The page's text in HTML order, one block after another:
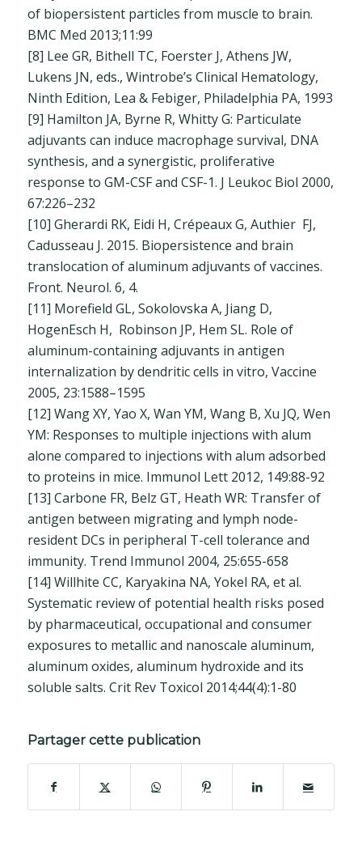
of biopersistent particles from muscle to brain.
BMC Med 2013;11:99
[8] Lee GR, Bithell TC, Foerster J, Athens JW,
Lukens JN, eds., Wintrobe’s Clinical Hematology,
Ninth Edition, Lea & Febiger, Philadelphia PA, 1993
[9] Hamilton JA, Byrne R, Whitty G: Particulate
adjuvants can induce macrophage survival, DNA
synthesis, and a synergistic, proliferative
response to GM-CSF and CSF-1. J Leukoc Biol 2000,
67:226–232
[10] Gherardi RK, Eidi H, Crépeaux G, Authier FJ,
Cadusseau J. 2015. Biopersistence and brain
translocation of aluminum adjuvants of vaccines.
Front. Neurol. 6, 4.
[11] Morefield GL, Sokolovska A, Jiang D,
HogenEsch H, Robinson JP, Hem SL. Role of
aluminum-containing adjuvants in antigen
internalization by dendritic cells in vitro, Vaccine
2005, 23:1588–1595
[12] Wang XY, Yao X, Wan YM, Wang B, Xu JQ, Wen
YM: Responses to multiple injections with alum
alone compared to injections with alum adsorbed
to proteins in mice. Immunol Lett 2012, 149:88-92
[13] Carbone FR, Belz GT, Heath WR: Transfer of
antigen between migrating and lymph node-
resident DCs in peripheral T-cell tolerance and
immunity. Trend Immunol 2004, 25:655-658
[14] Willhite CC, Karyakina NA, Yokel RA, et al.
Systematic review of potential health risks posed
by pharmaceutical, occupational and consumer
exposures to metallic and nanoscale aluminum,
aluminum oxides, aluminum hydroxide and its
soluble salts. Crit Rev Toxicol 2014;44(4):1-80
Partager cette publication